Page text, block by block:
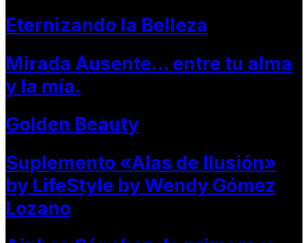
Eternizando la Belleza
Mirada Ausente… entre tu alma
y la mía.
Golden Beauty
Suplemento «Alas de Ilusión»
by LifeStyle by Wendy Gómez
Lozano